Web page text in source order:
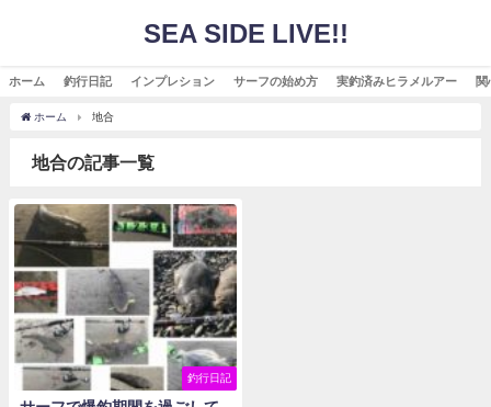
SEA SIDE LIVE!!
ホーム 釣行日記 インプレション サーフの始め方 実釣済みヒラメルアー 関
ホーム 地合
地合の記事一覧
釣行日記